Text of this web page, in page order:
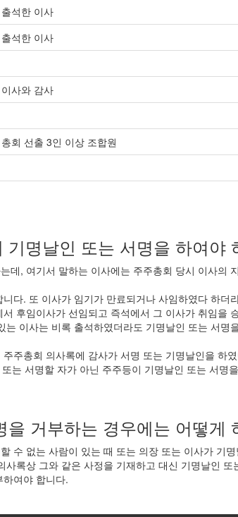
석한 이사
석한 이사
사와 감사
회 선출 3인 이상 조합원
명날인 또는 서명을 하여야
데, 여기서 말하는 이사에는 주주총회 당시 이사의
다. 또 이사가 임기가 만료되거나 사임하였다 하
후임이사가 선임되고 즉석에서 그 이사가 취임을
이사는 비록 출석하였더라도 기명날인 또는 서명
주총회 의사록에 감사가 서명 또는 기명날인을 하
는 서명할 자가 아닌 주주등이 기명날인 또는 서명
거부하는 경우에는 어떻게
수 없는 사람이 있는 때 또는 의장 또는 이사가 기
록상 그와 같은 사정을 기재하고 대신 기명날인
여야 합니다.